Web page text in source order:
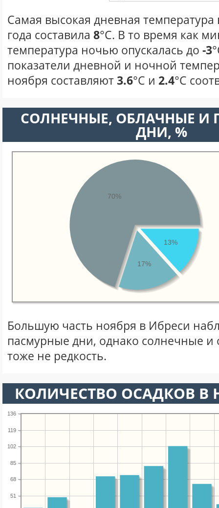
Самая высокая дневная температура
года составила 8°С. В то время как
температура ночью опускалась до -3
показатели дневной и ночной
ноября составляют3.6°С и 2.4°С
CОЛНЕЧНЫЕ, ОБЛАЧНЫЕ И
ДНИ, %
13%
17%
70%
Большую часть ноября в Ибреси
пасмурные дни, однако солнечные
тоже не редкость.
КОЛИЧЕСТВО ОСАДКОВ В
51
68
85
102
119
136